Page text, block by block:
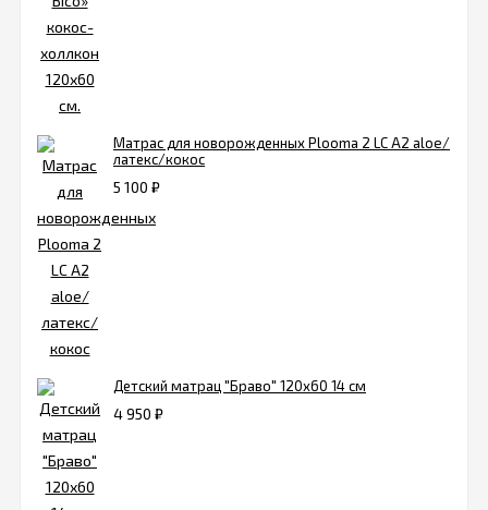
Матрас для новорожденных Plooma 2 LC А2 aloe/
латекс/кокос
5 100 ₽
Детский матрац "Браво" 120х60 14 см
4 950 ₽